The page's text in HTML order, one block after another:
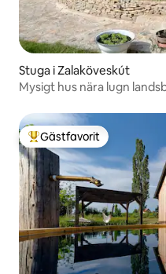
Stuga i Zalaköveskút
Mysigt hus nära lugn
Populär gästfavorit
Gästfavorit